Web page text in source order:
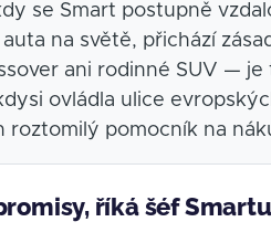
se Smart postupně
na světě, přichází
ani rodinné SUV —
ovládla ulice
pomocník na
říká šéf Smartu